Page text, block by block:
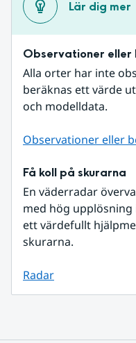
Lär dig mer
Observationer
Alla orter har inte
beräknas ett värde
och modelldata.
Observationer eller
Få koll på skurarna
En väderradar
med hög
ett värdefullt
skurarna.
Radar